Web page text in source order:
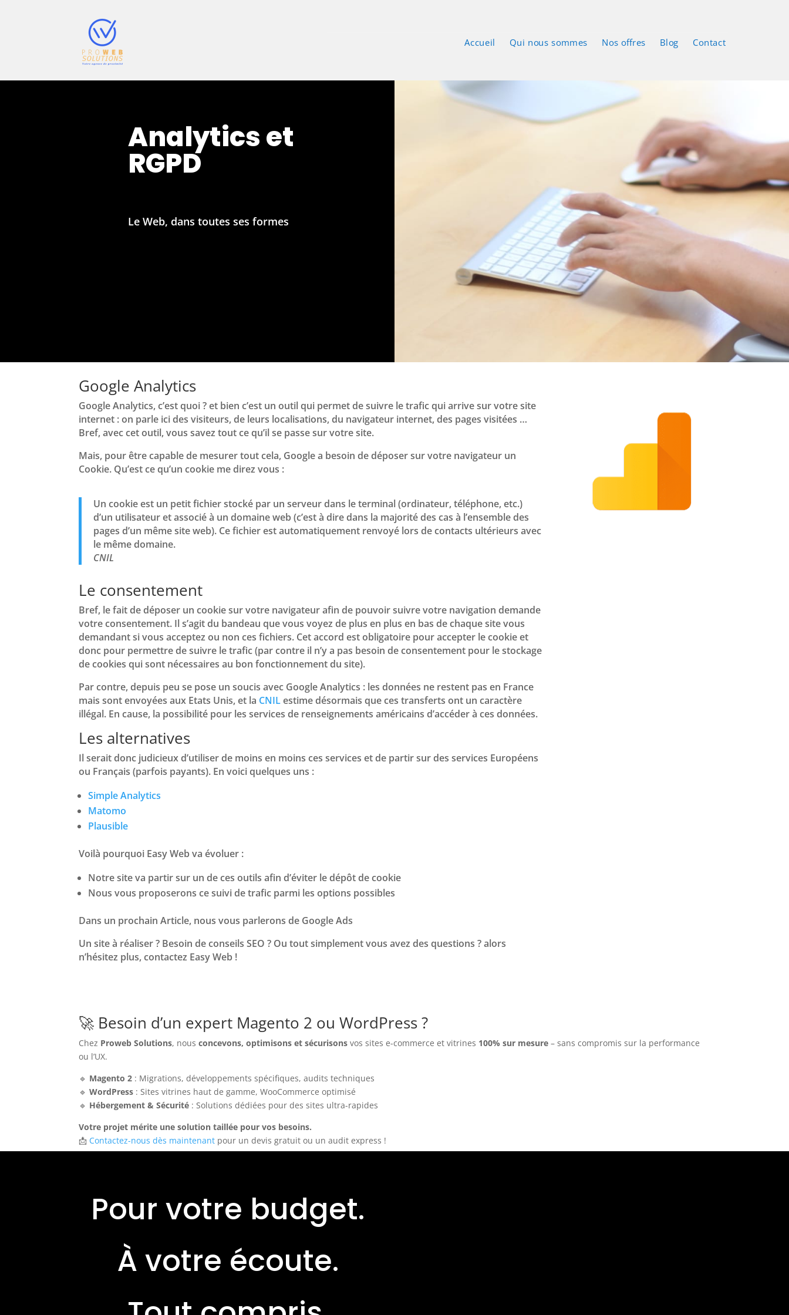
Accueil Qui nous sommes Nos offres Blog Contact
Analytics et
RGPD
Le Web, dans toutes ses formes
Google Analytics
Google Analytics, c’est quoi ? et bien c’est un outil qui permet de suivre le trafic qui arrive sur votre site
internet : on parle ici des visiteurs, de leurs localisations, du navigateur internet, des pages visitées …
Bref, avec cet outil, vous savez tout ce qu’il se passe sur votre site.
Mais, pour être capable de mesurer tout cela, Google a besoin de déposer sur votre navigateur un
Cookie. Qu’est ce qu’un cookie me direz vous :
Un cookie est un petit fichier stocké par un serveur dans le terminal (ordinateur, téléphone, etc.)
d’un utilisateur et associé à un domaine web (c’est à dire dans la majorité des cas à l’ensemble des
pages d’un même site web). Ce fichier est automatiquement renvoyé lors de contacts ultérieurs avec
le même domaine.
CNIL
Le consentement
Bref, le fait de déposer un cookie sur votre navigateur afin de pouvoir suivre votre navigation demande
votre consentement. Il s’agit du bandeau que vous voyez de plus en plus en bas de chaque site vous
demandant si vous acceptez ou non ces fichiers. Cet accord est obligatoire pour accepter le cookie et
donc pour permettre de suivre le trafic (par contre il n’y a pas besoin de consentement pour le stockage
de cookies qui sont nécessaires au bon fonctionnement du site).
Par contre, depuis peu se pose un soucis avec Google Analytics : les données ne restent pas en France
mais sont envoyées aux Etats Unis, et la CNILestime désormais que ces transferts ont un caractère
illégal. En cause, la possibilité pour les services de renseignements américains d’accéder à ces données.
Les alternatives
Il serait donc judicieux d’utiliser de moins en moins ces services et de partir sur des services Européens
ou Français (parfois payants). En voici quelques uns :
Simple Analytics
Matomo
Plausible
Voilà pourquoi Easy Web va évoluer :
Notre site va partir sur un de ces outils afin d’éviter le dépôt de cookie
Nous vous proposerons ce suivi de trafic parmi les options possibles
Dans un prochain Article, nous vous parlerons de Google Ads
Un site à réaliser ? Besoin de conseils SEO ? Ou tout simplement vous avez des questions ? alors
n’hésitez plus, contactez Easy Web !
🚀 Besoin d’un expert Magento 2 ou WordPress ?
Chez Proweb Solutions, nousconcevons, optimisons et sécurisons vos sites e-commerce et vitrines 100% sur mesure– sans compromis sur la performance
ou l’UX.
🔹 Magento 2 : Migrations, développements spécifiques, audits techniques
🔹WordPress : Sites vitrines haut de gamme, WooCommerce optimisé
🔹 Hébergement & Sécurité : Solutions dédiées pour des sites ultra-rapides
Votre projet mérite une solution taillée pour vos besoins.
📩 Contactez-nous dès maintenant pour un devis gratuit ou un audit express !
Pour votre budget.
À votre écoute.